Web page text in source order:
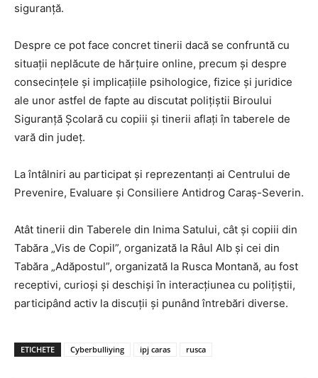
siguranță.
Despre ce pot face concret tinerii dacă se confruntă cu
situații neplăcute de hărțuire online, precum și despre
consecințele și implicațiile psihologice, fizice și juridice
ale unor astfel de fapte au discutat polițiștii Biroului
Siguranță Școlară cu copiii și tinerii aflați în taberele de
vară din județ.
La întâlniri au participat și reprezentanți ai Centrului de
Prevenire, Evaluare și Consiliere Antidrog Caraș-Severin.
Atât tinerii din Taberele din Inima Satului, cât și copiii din
Tabăra „Vis de Copil”, organizată la Râul Alb și cei din
Tabăra „Adăpostul”, organizată la Rusca Montană, au fost
receptivi, curioși și deschiși în interacțiunea cu polițiștii,
participând activ la discuții și punând întrebări diverse.
ETICHETE Cyberbulliying ipj caras rusca